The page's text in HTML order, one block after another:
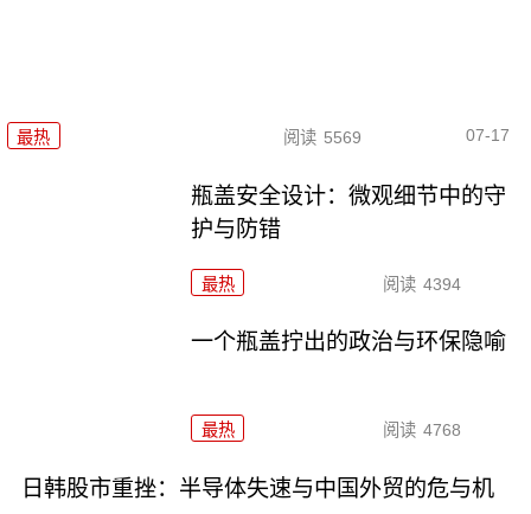
最热 阅读 5569 07-17
瓶盖安全设计：微观细节中的守
护与防错
最热 阅读 4394
一个瓶盖拧出的政治与环保隐喻
最热 阅读 4768
日韩股市重挫：半导体失速与中国外贸的危与机